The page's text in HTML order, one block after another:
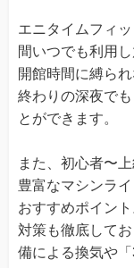
エニタイムフィ
間いつでも利用
開館時間に縛ら
終わりの深夜で
とができます。
また、初心者〜
豊富なマシンラ
おすすめポイン
対策も徹底して
備による換気や